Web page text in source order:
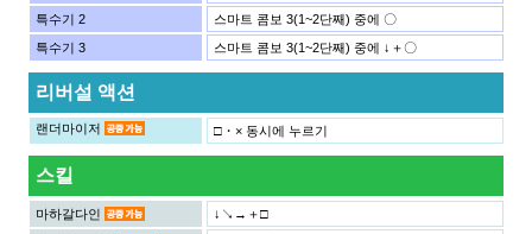
특수기 2
스마트 콤보 3(1~2단째) 중에 〇
특수기 3
스마트 콤보 3(1~2단째) 중에 ↓＋〇
리버설 액션
랜더마이저 □・× 동시에 누르기
스킬
마하갈다인
↓↘→＋□